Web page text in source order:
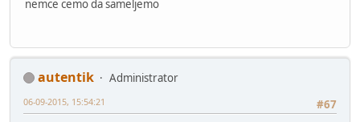
nemce cemo da sameljemo
autentik
Administrator
#67
06-09-2015, 15:54:21